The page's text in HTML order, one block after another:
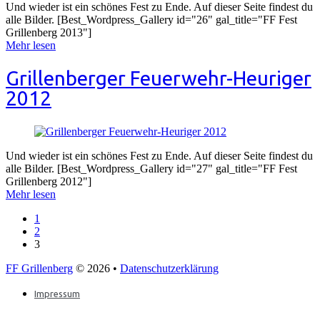
Und wieder ist ein schönes Fest zu Ende. Auf dieser Seite findest du
alle Bilder. [Best_Wordpress_Gallery id="26" gal_title="FF Fest
Grillenberg 2013"]
Mehr lesen
Grillenberger Feuerwehr-Heuriger
2012
Und wieder ist ein schönes Fest zu Ende. Auf dieser Seite findest du
alle Bilder. [Best_Wordpress_Gallery id="27" gal_title="FF Fest
Grillenberg 2012"]
Mehr lesen
1
2
3
FF Grillenberg © 2026 • Datenschutzerklärung
Impressum